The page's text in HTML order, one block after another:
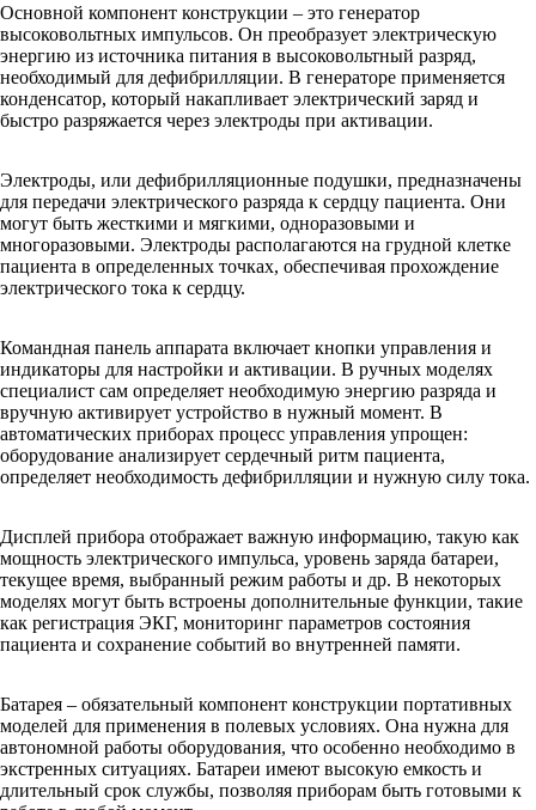
Основной компонент конструкции – это генератор
высоковольтных импульсов. Он преобразует электрическую
энергию из источника питания в высоковольтный разряд,
необходимый для дефибрилляции. В генераторе применяется
конденсатор, который накапливает электрический заряд и
быстро разряжается через электроды при активации.
Электроды, или дефибрилляционные подушки, предназначены
для передачи электрического разряда к сердцу пациента. Они
могут быть жесткими и мягкими, одноразовыми и
многоразовыми. Электроды располагаются на грудной клетке
пациента в определенных точках, обеспечивая прохождение
электрического тока к сердцу.
Командная панель аппарата включает кнопки управления и
индикаторы для настройки и активации. В ручных моделях
специалист сам определяет необходимую энергию разряда и
вручную активирует устройство в нужный момент. В
автоматических приборах процесс управления упрощен:
оборудование анализирует сердечный ритм пациента,
определяет необходимость дефибрилляции и нужную силу тока.
Дисплей прибора отображает важную информацию, такую как
мощность электрического импульса, уровень заряда батареи,
текущее время, выбранный режим работы и др. В некоторых
моделях могут быть встроены дополнительные функции, такие
как регистрация ЭКГ, мониторинг параметров состояния
пациента и сохранение событий во внутренней памяти.
Батарея – обязательный компонент конструкции портативных
моделей для применения в полевых условиях. Она нужна для
автономной работы оборудования, что особенно необходимо в
экстренных ситуациях. Батареи имеют высокую емкость и
длительный срок службы, позволяя приборам быть готовыми к